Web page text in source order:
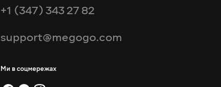
+1 (347) 343 27 82
support@megogo.com
Ми в соцмережах